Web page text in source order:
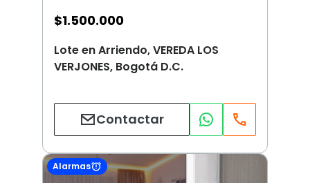
$1.500.000
Lote en Arriendo, VEREDA LOS
VERJONES, Bogotá D.C.
Contactar
Alarmas